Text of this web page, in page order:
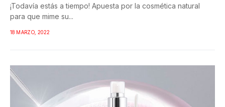
¡Todavía estás a tiempo! Apuesta por la cosmética natural
para que mime su...
18 MARZO, 2022